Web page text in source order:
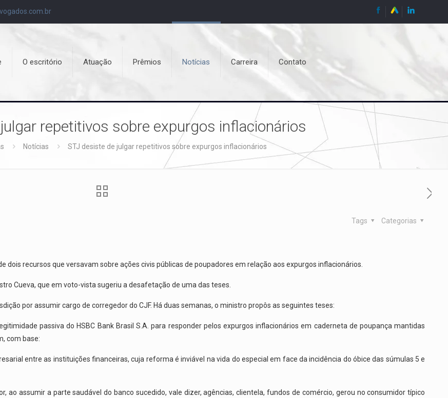
O escritório Atuação Prêmios Notícias Carreira Contato
repetitivos sobre expurgos inflacionários
Notícias STJ desiste de julgar repetitivos sobre expurgos inflacionários
Categorias
Tags
dois recursos que versavam sobre ações civis públicas de poupadores em relação aos expurgos inflacionários.
Cueva, que em voto-vista sugeriu a desafetação de uma das teses.
por assumir cargo de corregedor do CJF. Há duas semanas, o ministro propôs as seguintes teses:
passiva do HSBC Bank Brasil S.A. para responder pelos expurgos inflacionários em caderneta de poupança mantidas
com base:
entre as instituições financeiras, cuja reforma é inviável na vida do especial em face da incidência do óbice das súmulas 5 e
ao assumir a parte saudável do banco sucedido, vale dizer, agências, clientela, fundos de comércio, gerou no consumidor típico